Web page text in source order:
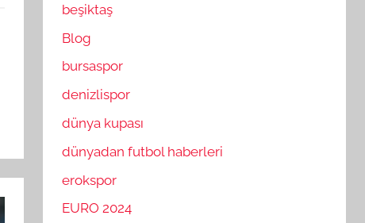
beşiktaş
Blog
bursaspor
denizlispor
dünya kupası
dünyadan futbol haberleri
erokspor
EURO 2024